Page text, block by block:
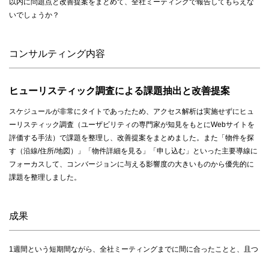
以内に問題点と改善提案をまとめて、全社ミーティングで報告してもらえな
いでしょうか？
コンサルティング内容
ヒューリスティック調査による課題抽出と改善提案
スケジュールが非常にタイトであったため、アクセス解析は実施せずにヒュ
ーリスティック調査（ユーザビリティの専門家が知見をもとにWebサイトを
評価する手法）で課題を整理し、改善提案をまとめました。また「物件を探
す（沿線/住所/地図）」「物件詳細を見る」「申し込む」といった主要導線に
フォーカスして、コンバージョンに与える影響度の大きいものから優先的に
課題を整理しました。
成果
1週間という短期間ながら、全社ミーティングまでに間に合ったことと、且つ